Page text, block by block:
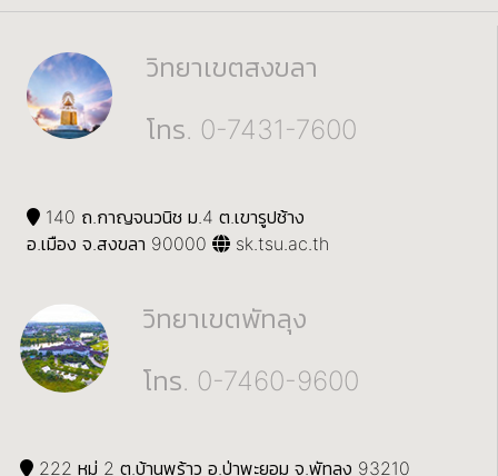
วิทยาเขตสงขลา
โทร. 0-7431-7600
140 ถ.กาญจนวนิช ม.4 ต.เขารูปช้าง
อ.เมือง จ.สงขลา 90000
sk.tsu.ac.th
วิทยาเขตพัทลุง
โทร. 0-7460-9600
222 หมู่ 2 ต.บ้านพร้าว อ.ป่าพะยอม จ.พัทลุง 93210